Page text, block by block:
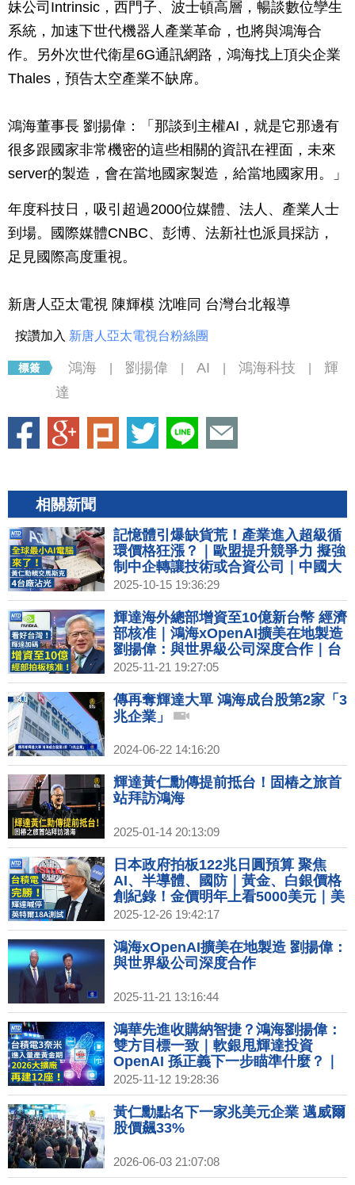
妹公司Intrinsic，西門子、波士頓高層，暢談數位孿生
系統，加速下世代機器人產業革命，也將與鴻海合
作。另外次世代衛星6G通訊網路，鴻海找上頂尖企業
Thales，預告太空產業不缺席。
鴻海董事長 劉揚偉：「那談到主權AI，就是它那邊有
很多跟國家非常機密的這些相關的資訊在裡面，未來
server的製造，會在當地國家製造，給當地國家用。」
年度科技日，吸引超過2000位媒體、法人、產業人士
到場。國際媒體CNBC、彭博、法新社也派員採訪，
足見國際高度重視。
新唐人亞太電視 陳輝模 沈唯同 台灣台北報導
按讚加入 新唐人亞太電視台粉絲團
鴻海 劉揚偉 AI 鴻海科技
輝
達
相關新聞
記憶體引爆缺貨荒！產業進入超級循
環價格狂漲？｜歐盟提升競爭力 擬強
制中企轉讓技術或合資公司｜中國大
疆擬在美國成立公司 金蟬脫殼引安全
疑慮｜中國知名企業家接連墜樓身亡
知情人爆內幕｜賈永婕出席紡織展時
尚秀 曝小S金鐘服裝細節｜星宇Q4動
能明顯回升 明年有望開首條歐洲線
2025-10-15 19:36:29
輝達海外總部增資至10億新台幣 經濟
部核准｜鴻海xOpenAI擴美在地製造
劉揚偉：與世界級公司深度合作｜台
美關稅談判 英媒：台對美投資上看
4000億美元｜台積電羅唯仁疑跳槽洩
密 英特爾駁：毫無根據
2025-11-21 19:27:05
傳再奪輝達大單 鴻海成台股第2家「3
兆企業」
2024-06-22 14:16:20
輝達黃仁勳傳提前抵台！固樁之旅首
站拜訪鴻海
2025-01-14 20:13:09
日本政府拍板122兆日圓預算 聚焦
AI、半導體、國防｜黃金、白銀價格
創紀錄！金價明年上看5000美元｜美
台關稅談判進度 經貿辦：安排總結會
議｜英特爾18A搶單失敗 台積電仍是
輝達最佳夥伴
2025-12-26 19:42:17
鴻海xOpenAI擴美在地製造 劉揚偉：
與世界級公司深度合作
2025-11-21 13:16:44
鴻華先進收購納智捷？鴻海劉揚偉：
雙方目標一致｜軟銀甩輝達投資
OpenAI 孫正義下一步瞄準什麼？｜
新壽北士科解約案通過 北市府：輝達
擬下週派員來台｜台美破獲太子集團
數發部建立詐騙通報查詢網3.0
2025-11-12 19:28:36
黃仁勳點名下一家兆美元企業 邁威爾
股價飆33%
2026-06-03 21:07:08